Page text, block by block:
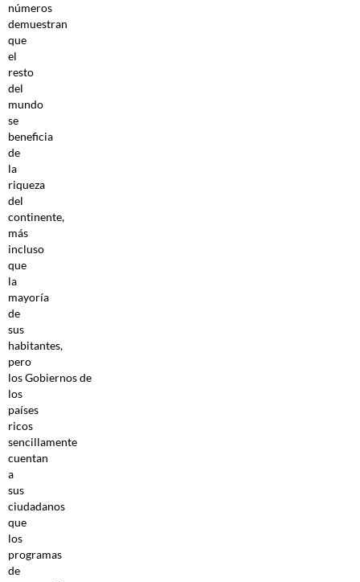
números
demuestran
que
el
resto
del
mundo
se
beneficia
de
la
riqueza
del
continente,
más
incluso
que
la
mayoría
de
sus
habitantes,
pero
los Gobiernos de
los
países
ricos
sencillamente
cuentan
a
sus
ciudadanos
que
los
programas
de